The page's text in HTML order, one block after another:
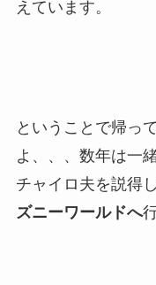
えています。
ということで帰っ
よ、、、数年は一
チャイロ夫を説得
ズニーワールドへ